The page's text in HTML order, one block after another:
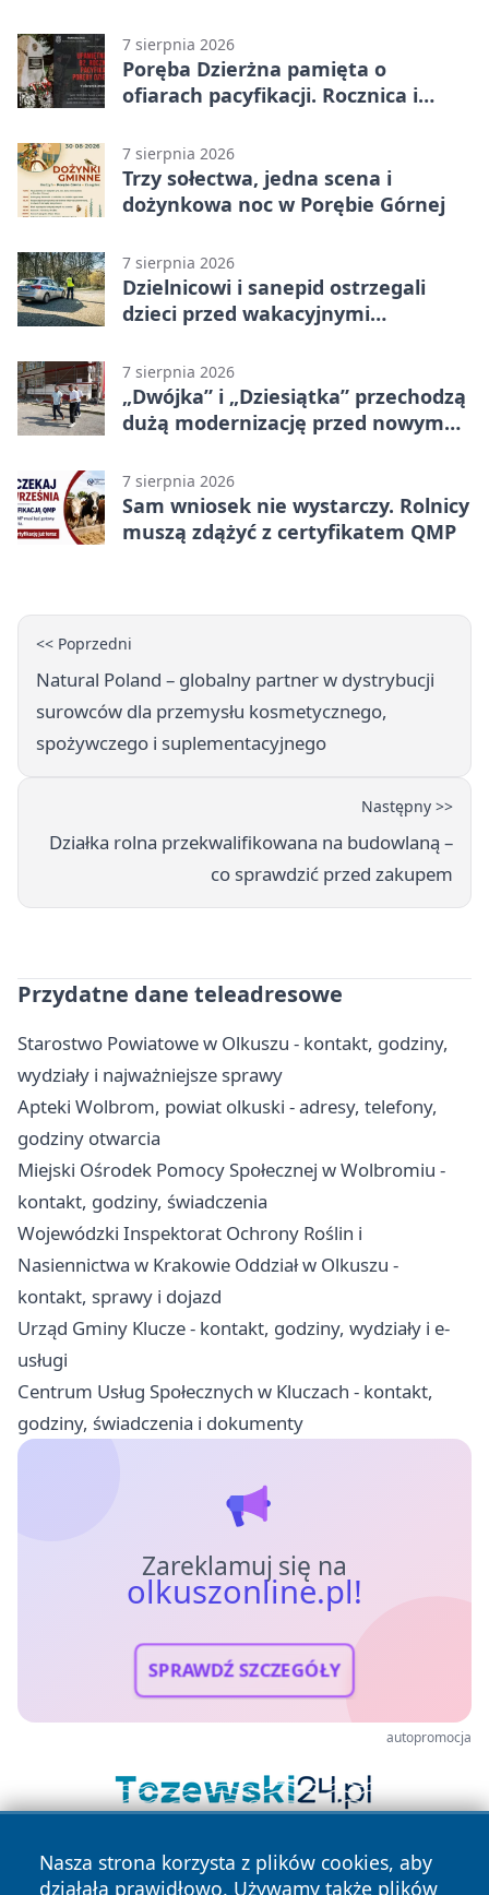
7 sierpnia 2026
Poręba Dzierżna pamięta o
ofiarach pacyfikacji. Rocznica i
7 sierpnia 2026
Trzy sołectwa, jedna scena i
dożynkowa noc w Porębie Górnej
7 sierpnia 2026
Dzielnicowi i sanepid ostrzegali
dzieci przed wakacyjnymi
7 sierpnia 2026
„Dwójka” i „Dziesiątka” przechodzą
dużą modernizację przed nowym
7 sierpnia 2026
Sam wniosek nie wystarczy. Rolnicy
muszą zdążyć z certyfikatem QMP
<< Poprzedni
Natural Poland – globalny partner w dystrybucji
surowców dla przemysłu kosmetycznego,
spożywczego i suplementacyjnego
Następny >>
Działka rolna przekwalifikowana na budowlaną –
co sprawdzić przed zakupem
Przydatne dane teleadresowe
Starostwo Powiatowe w Olkuszu - kontakt, godziny,
wydziały i najważniejsze sprawy
Apteki Wolbrom, powiat olkuski - adresy, telefony,
godziny otwarcia
Miejski Ośrodek Pomocy Społecznej w Wolbromiu -
kontakt, godziny, świadczenia
Wojewódzki Inspektorat Ochrony Roślin i
Nasiennictwa w Krakowie Oddział w Olkuszu -
kontakt, sprawy i dojazd
Urząd Gminy Klucze - kontakt, godziny, wydziały i e-
usługi
Centrum Usług Społecznych w Kluczach - kontakt,
godziny, świadczenia i dokumenty
Zareklamuj się na
olkuszonline.pl!
SPRAWDŹ SZCZEGÓŁY
autopromocja
Nasza strona korzysta z plików cookies, aby
działała prawidłowo. Używamy także plików